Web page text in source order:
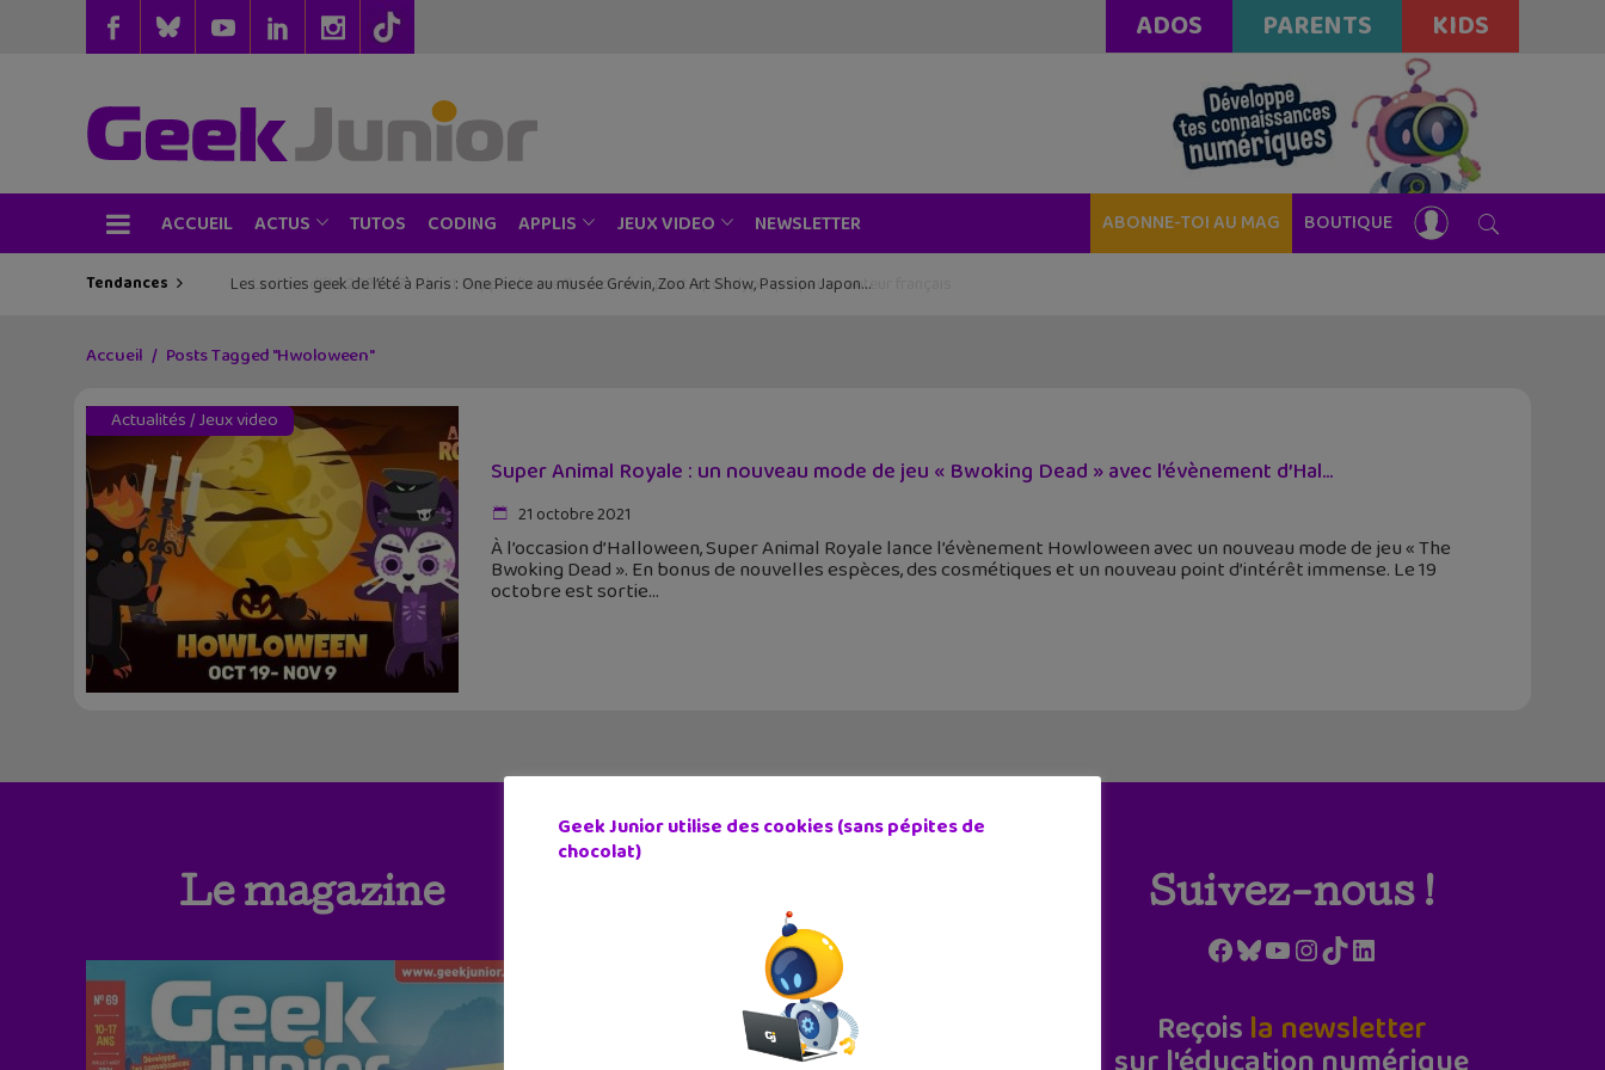
ADOS PARENTS KIDS
ACCUEIL ACTUS TUTOS CODING APPLIS JEUX VIDEO NEWSLETTER ABONNE-TOI AU MAG BOUTIQUE
Tendances Les sorties geek de l’été à Paris : One Piece au musée Grévin, Zoo Art Show, Passion Japon…
Accueil Posts Tagged "Hwoloween"
Actualités/Jeux video
Super Animal Royale : un nouveau mode de jeu « Bwoking Dead » avec l’évènement d’Hal...
21 octobre 2021
À l’occasion d’Halloween, Super Animal Royale lance l’évènement Howloween avec un nouveau mode de jeu « The
Bwoking Dead ». En bonus de nouvelles espèces, des cosmétiques et un nouveau point d’intérêt immense. Le 19
octobre est sortie
Le magazine Suivez-nous !
Facebook
Bluesky
YouTube
Instagram
TikTokLinkedIn
Reçois la newsletter
Geek Junior utilise des cookies (sans pépites de
chocolat)